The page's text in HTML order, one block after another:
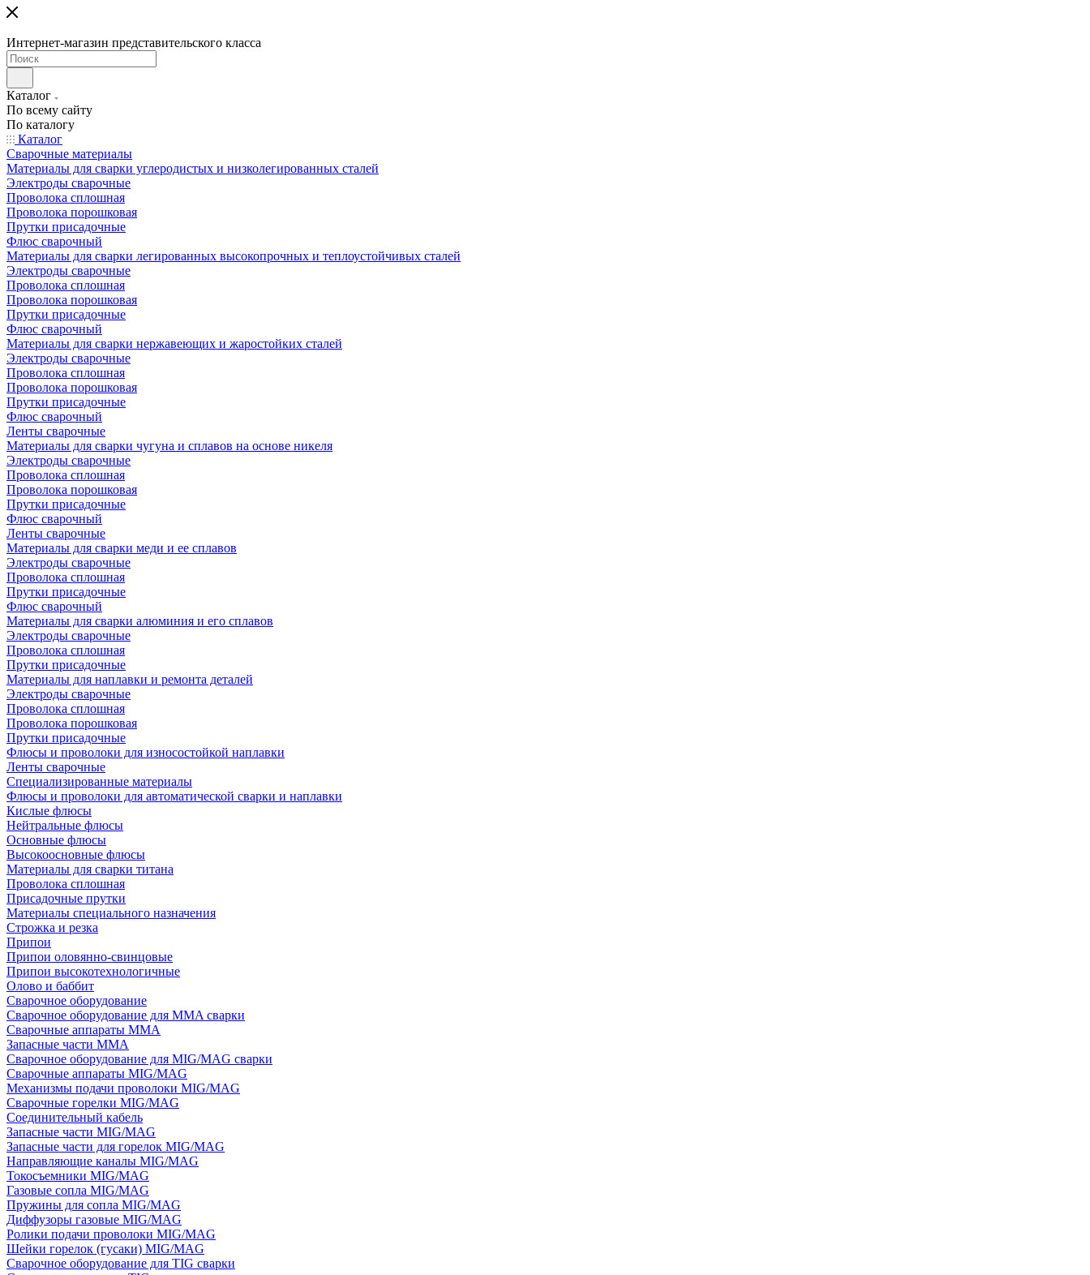
Интернет-магазин представительского класса
Каталог
По всему сайту
По каталогу
Каталог
Сварочные материалы
Материалы для сварки углеродистых и низколегированных сталей
Электроды сварочные
Проволока сплошная
Проволока порошковая
Прутки присадочные
Флюс сварочный
Материалы для сварки легированных высокопрочных и теплоустойчивых сталей
Электроды сварочные
Проволока сплошная
Проволока порошковая
Прутки присадочные
Флюс сварочный
Материалы для сварки нержавеющих и жаростойких сталей
Электроды сварочные
Проволока сплошная
Проволока порошковая
Прутки присадочные
Флюс сварочный
Ленты сварочные
Материалы для сварки чугуна и сплавов на основе никеля
Электроды сварочные
Проволока сплошная
Проволока порошковая
Прутки присадочные
Флюс сварочный
Ленты сварочные
Материалы для сварки меди и ее сплавов
Электроды сварочные
Проволока сплошная
Прутки присадочные
Флюс сварочный
Материалы для сварки алюминия и его сплавов
Электроды сварочные
Проволока сплошная
Прутки присадочные
Материалы для наплавки и ремонта деталей
Электроды сварочные
Проволока сплошная
Проволока порошковая
Прутки присадочные
Флюсы и проволоки для износостойкой наплавки
Ленты сварочные
Специализированные материалы
Флюсы и проволоки для автоматической сварки и наплавки
Кислые флюсы
Нейтральные флюсы
Основные флюсы
Высокоосновные флюсы
Материалы для сварки титана
Проволока сплошная
Присадочные прутки
Материалы специального назначения
Строжка и резка
Припои
Припои оловянно-свинцовые
Припои высокотехнологичные
Олово и баббит
Сварочное оборудование
Сварочное оборудование для MMA сварки
Сварочные аппараты MMA
Запасные части MMA
Сварочное оборудование для MIG/MAG сварки
Сварочные аппараты MIG/MAG
Механизмы подачи проволоки MIG/MAG
Сварочные горелки MIG/MAG
Соединительный кабель
Запасные части MIG/MAG
Запасные части для горелок MIG/MAG
Направляющие каналы MIG/MAG
Токосъемники MIG/MAG
Газовые сопла MIG/MAG
Пружины для сопла MIG/MAG
Диффузоры газовые MIG/MAG
Ролики подачи проволоки MIG/MAG
Шейки горелок (гусаки) MIG/MAG
Сварочное оборудование для TIG сварки